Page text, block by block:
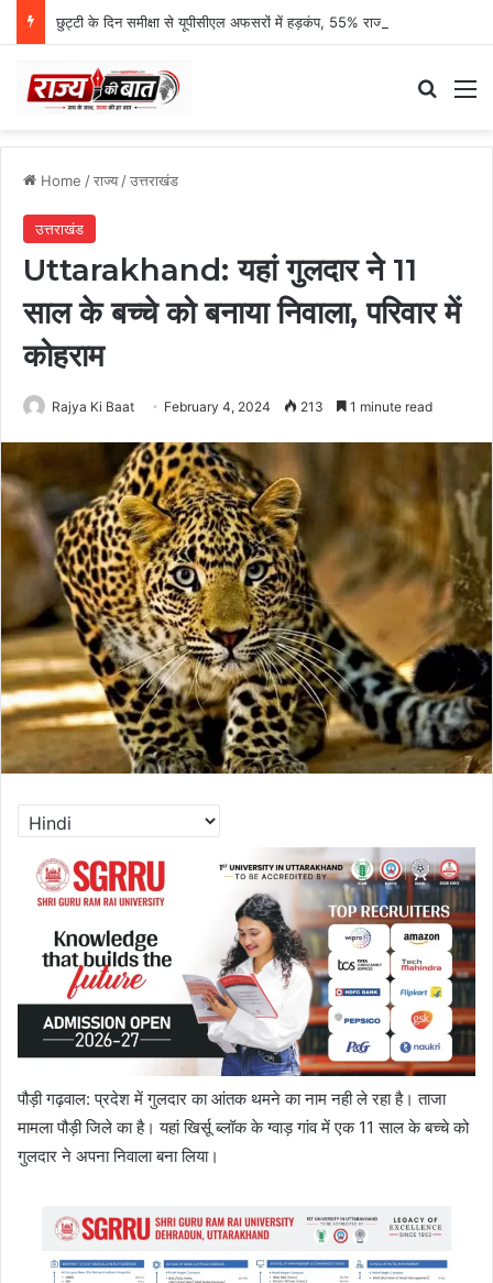
Home /राज्य/उत्तराखंड
उत्तराखंड
Uttarakhand: यहां गुलदार ने 11
साल के बच्चे को बनाया निवाला, परिवार में
कोहराम
Rajya Ki Baat February 4, 2024 213 1 minute read
पौड़ी गढ़वाल: प्रदेश में गुलदार का आंतक थमने का नाम नही ले रहा है। ताजा
मामला पौड़ी जिले का है। यहां खिर्सू ब्लॉक के ग्वाड़ गांव में एक 11 साल के बच्चे को
गुलदार ने अपना निवाला बना लिया।